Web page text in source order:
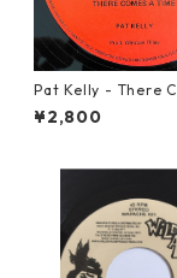
Pat Kelly - There
ime【12-50057】
¥2,800